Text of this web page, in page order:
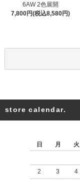
6AW 2色展開
7,800円(税込8,580円)
store calendar.
日
月 火
2
3 4